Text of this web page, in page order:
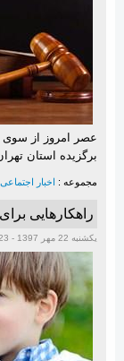
برگزیده استان
مجموعه : اخبار
راهکارهایی
یکشنبه 22 مهر 1397 - 09:23